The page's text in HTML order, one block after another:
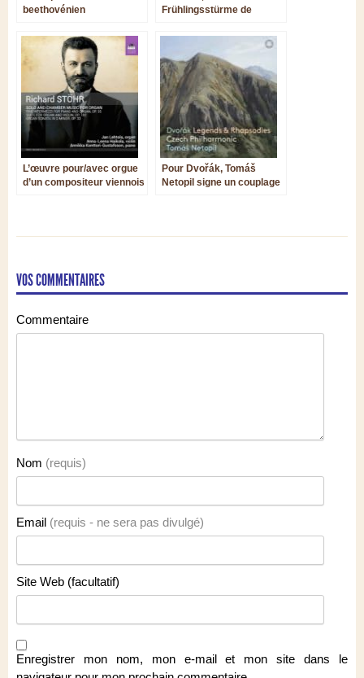
beethovénien
Frühlingsstürme de
L’œuvre pour/avec orgue
d’un compositeur viennois
Pour Dvořák, Tomáš
Netopil signe un couplage
VOS COMMENTAIRES
Commentaire
Nom (requis)
Email (requis - ne sera pas divulgé)
Site Web (facultatif)
Enregistrer mon nom, mon e-mail et mon site dans le